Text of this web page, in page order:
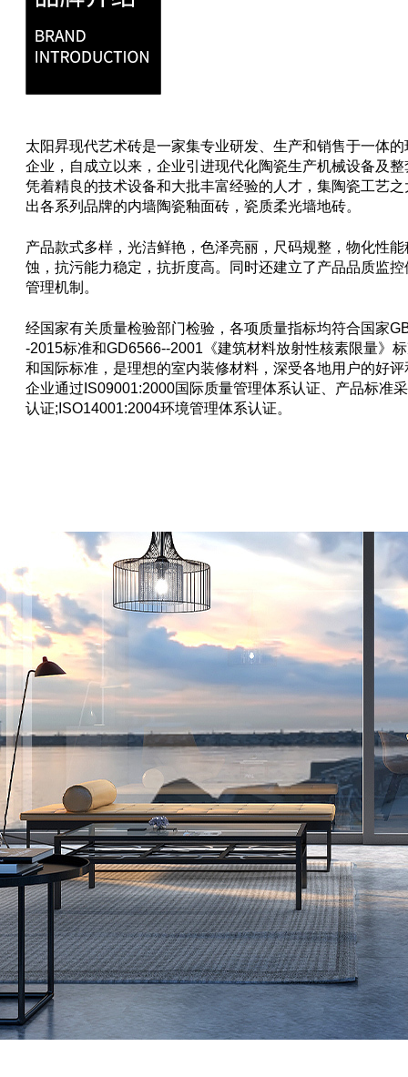
太阳昇现代艺术砖是一家集专业研发、生产和销售于一体
企业，自成立以来，企业引进现代化陶瓷生产机械设备及
凭着精良的技术设备和大批丰富经验的人才，集陶瓷工艺
出各系列品牌的内墙陶瓷釉面砖，瓷质柔光墙地砖。
产品款式多样，光洁鲜艳，色泽亮丽，尺码规整，物化性
蚀，抗污能力稳定，抗折度高。同时还建立了产品品质监
管理机制。
经国家有关质量检验部门检验，各项质量指标均符合国家
-2015标准和GD6566--2001《建筑材料放射性核素限量》
和国际标准，是理想的室内装修材料，深受各地用户的好
企业通过IS09001:2000国际质量管理体系认证、产品标准
认证;ISO14001:2004环境管理体系认证。